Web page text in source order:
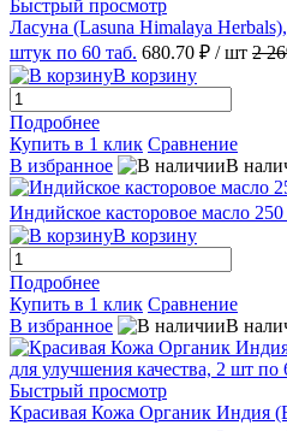
Быстрый просмотр
Ласуна (Lasuna Himalaya
штук по 60 таб. 680.70 ₽ / шт 2
В корзину
Подробнее
Купить в 1 клик Сравнение
В избранное
В
Индийское касторовое масло
В корзину
Подробнее
Купить в 1 клик Сравнение
В избранное
В
Быстрый просмотр
Красивая Кожа Органик Индия